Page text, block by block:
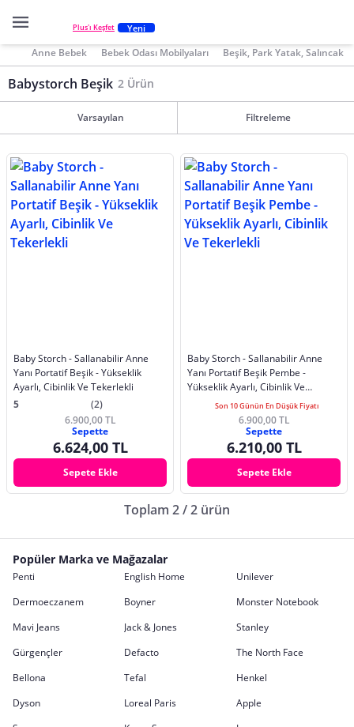
Plus'ı Keşfet Yeni
Anne Bebek Bebek Odası Mobilyaları Beşik, Park Yatak, Salıncak
Babystorch Beşik 2 Ürün
Varsayılan Filtreleme
Baby Storch - Sallanabilir Anne
Yanı Portatif Beşik - Yükseklik
Ayarlı, Cibinlik Ve Tekerlekli
5
(2)
6.900,00 TL
Sepette
6.624,00 TL
Sepete Ekle
Baby Storch - Sallanabilir Anne
Yanı Portatif Beşik Pembe -
Yükseklik Ayarlı, Cibinlik Ve
TekerlekliSon 10 Günün En Düşük Fiyatı
6.900,00 TL
Sepette
6.210,00 TL
Sepete Ekle
Toplam 2 / 2 ürün
Popüler Marka ve Mağazalar
Penti English Home
Unilever
Dermoeczanem
Boyner
Monster Notebook
Mavi Jeans
Jack & Jones
Stanley
Gürgençler
Defacto
The North Face
Bellona
Tefal
Henkel
Dyson
Loreal Paris
Apple